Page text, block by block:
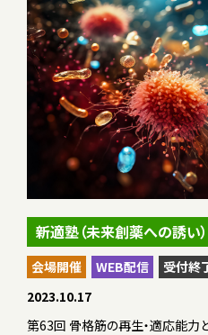
新適塾（未来創薬への誘い）
会場開催 WEB配信
受付終
2023.10.17
第63回 骨格筋の再生・適応能力